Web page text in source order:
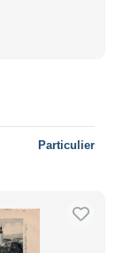
Particulier